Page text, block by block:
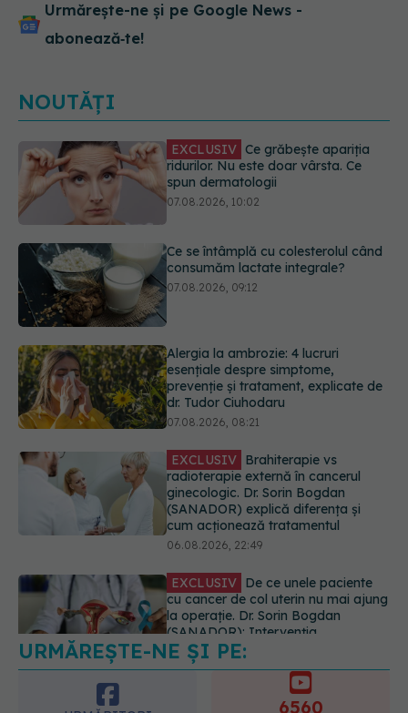
Urmărește-ne și pe Google News -
abonează‑te!
NOUTĂȚI
Ce se întâmplă cu colesterolul când
consumăm lactate integrale?
07.08.2026, 09:12
Alergia la ambrozie: 4 lucruri
esențiale despre simptome,
EXCLUSIV Brahiterapie vs
radioterapie externă în cancerul
ginecologic. Dr. Sorin Bogdan
(SANADOR) explică diferența și
06.08.2026, 22:49
EXCLUSIV De ce unele paciente
cu cancer de col uterin nu mai ajung
la operație. Dr. Sorin Bogdan
(SANADOR): Intervenția
particulare
06.08.2026, 20:45
EXCLUSIV Ce grăbește apariția
ridurilor. Nu este doar vârsta. Ce
spun dermatologii
URMĂREȘTE-NE ȘI PE:
URMĂRITORI 6560
ABONAȚI